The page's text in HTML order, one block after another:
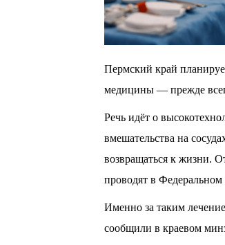
Пермский край
медицины — прежде
Речь идёт о
вмешательства на
возвращаться к жизни.
проводят в
Именно за таким
сообщили в краевом